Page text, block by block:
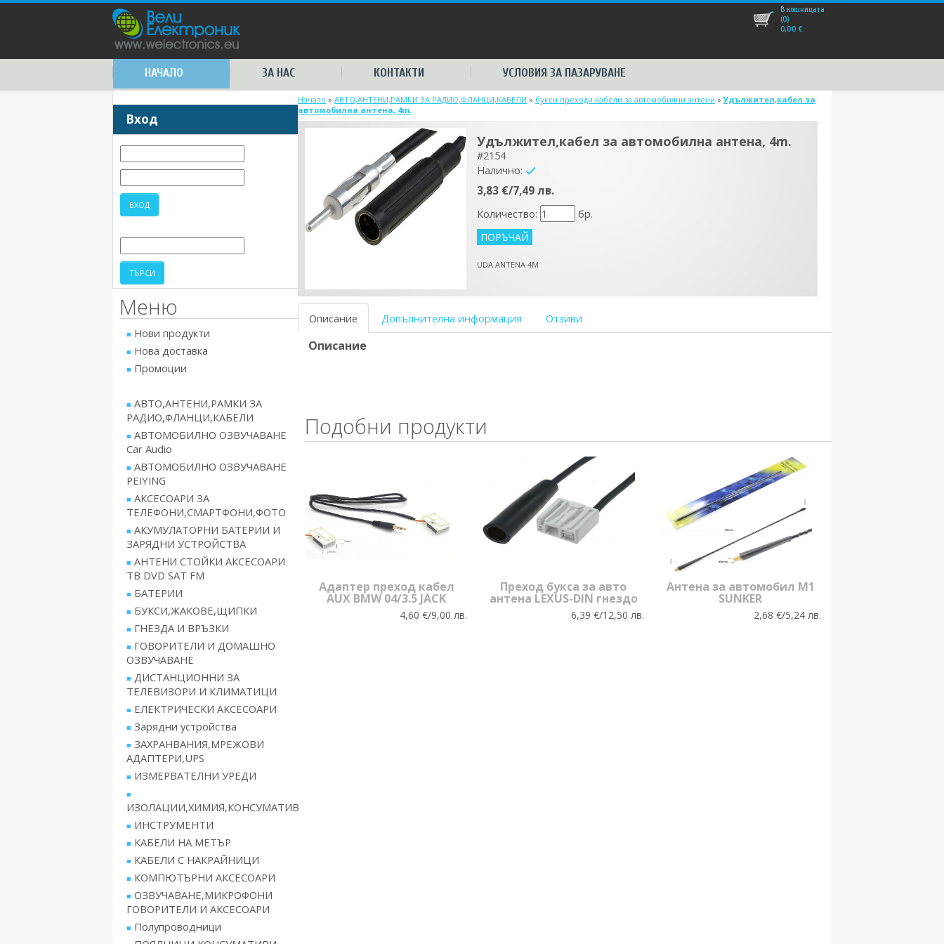
НАЧАЛО ЗА НАС КОНТАКТИ УСЛОВИЯ ЗА ПАЗАРУВАНЕ
В кошницата
(0)
0,00 €
Вход
Меню
Нови продукти
Нова доставка
Промоции
АВТО,АНТЕНИ,РАМКИ ЗА
РАДИО,ФЛАНЦИ,КАБЕЛИ
АВТОМОБИЛНО ОЗВУЧАВАНЕ
Car Audio
АВТОМОБИЛНО ОЗВУЧАВАНЕ
PEIYING
АКСЕСОАРИ ЗА
ТЕЛЕФОНИ,СМАРТФОНИ,ФОТО
АКУМУЛАТОРНИ БАТЕРИИ И
ЗАРЯДНИ УСТРОЙСТВА
АНТЕНИ СТОЙКИ АКСЕСОАРИ
ТВ DVD SAT FM
БАТЕРИИ
БУКСИ,ЖАКОВЕ,ЩИПКИ
ГНЕЗДА И ВРЪЗКИ
ГОВОРИТЕЛИ И ДОМАШНО
ОЗВУЧАВАНЕ
ДИСТАНЦИОННИ ЗА
ТЕЛЕВИЗОРИ И КЛИМАТИЦИ
ЕЛЕКТРИЧЕСКИ АКСЕСОАРИ
Зарядни устройства
ЗАХРАНВАНИЯ,МРЕЖОВИ
АДАПТЕРИ,UPS
ИЗМЕРВАТЕЛНИ УРЕДИ
ИЗОЛАЦИИ,ХИМИЯ,КОНСУМАТИВ
ИНСТРУМЕНТИ
КАБЕЛИ НА МЕТЪР
КАБЕЛИ С НАКРАЙНИЦИ
КОМПЮТЪРНИ АКСЕСОАРИ
ОЗВУЧАВАНЕ,МИКРОФОНИ
ГОВОРИТЕЛИ И АКСЕСОАРИ
Полупроводници
Начало » АВТО,АНТЕНИ,РАМКИ ЗА РАДИО,ФЛАНЦИ,КАБЕЛИ » букси преходи кабели за автомобилни антени »Удължител,кабел за
автомобилна антена, 4m.
Удължител,кабел за автомобилна антена, 4m.
#2154
Налично:
3,83 €/7,49 лв.
Количество: бр.
UDA ANTENA 4M
Описание Допълнителна информация Отзиви
Описание
Подобни продукти
Адаптер преход кабел
AUX BMW 04/3.5 JACK
4,60 €/9,00 лв.
Преход букса за авто
антена LEXUS-DIN гнездо
6,39 €/12,50 лв.
Антена за автомобил M1
SUNKER
2,68 €/5,24 лв.